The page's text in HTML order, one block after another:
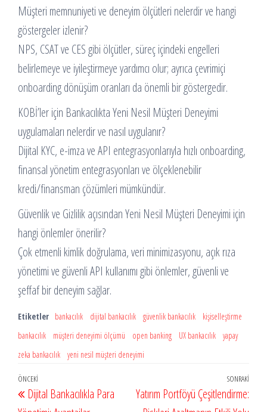
Müşteri memnuniyeti ve deneyim ölçütleri nelerdir ve hangi
göstergeler izlenir?
NPS, CSAT ve CES gibi ölçütler, süreç içindeki engelleri
belirlemeye ve iyileştirmeye yardımcı olur; ayrıca çevrimiçi
onboarding dönüşüm oranları da önemli bir göstergedir.
KOBİ’ler için Bankacılıkta Yeni Nesil Müşteri Deneyimi
uygulamaları nelerdir ve nasıl uygulanır?
Dijital KYC, e-imza ve API entegrasyonlarıyla hızlı onboarding,
finansal yönetim entegrasyonları ve ölçeklenebilir
kredi/finansman çözümleri mümkündür.
Güvenlik ve Gizlilik açısından Yeni Nesil Müşteri Deneyimi için
hangi önlemler önerilir?
Çok etmenli kimlik doğrulama, veri minimizasyonu, açık rıza
yönetimi ve güvenli API kullanımı gibi önlemler, güvenli ve
şeffaf bir deneyim sağlar.
Etiketler bankacılık dijital bankacılık güvenlik bankacılık
kişiselleştirme
bankacılık
müşteri deneyimi ölçümü open banking UX bankacılık
yapay
zeka bankacılık
yeni nesil müşteri deneyimi
Yazı
gezinmesi
Önceki
Yazı
ÖNCEKI
Dijital Bankacılıkla Para
SONRAKI
Yatırım Portföyü Çeşitlendirme: